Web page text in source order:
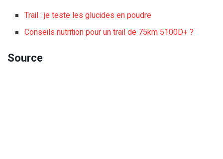
Trail : je teste les glucides en poudre
Conseils nutrition pour un trail de 75km 5100D+ ?
Source